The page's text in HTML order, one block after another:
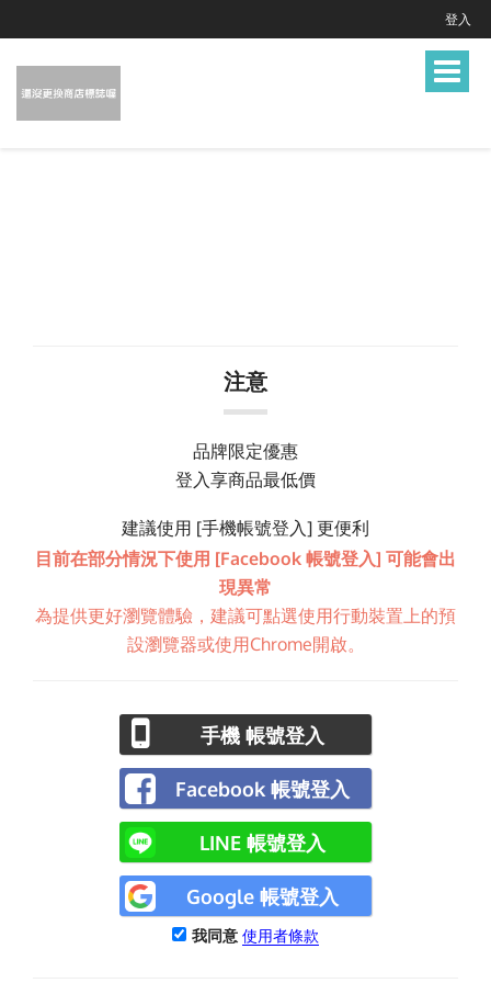
登入
Toggle
注意
品牌限定優惠
登入享商品最低價
建議使用 [手機帳號登入] 更便利
目前在部分情況下使用 [Facebook 帳號登入] 可能會出
現異常
為提供更好瀏覽體驗，建議可點選使用行動裝置上的預
設瀏覽器或使用Chrome開啟。
手機 帳號登入
Facebook 帳號登入
LINE 帳號登入
Google 帳號登入
我同意 使用者條款